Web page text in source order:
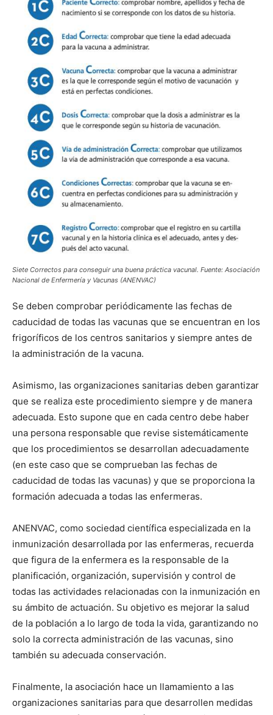
Siete Correctos para conseguir una buena práctica vacunal. Fuente: Asociación
Nacional de Enfermería y Vacunas (ANENVAC)
Se deben comprobar periódicamente las fechas de
caducidad de todas las vacunas que se encuentran en los
frigoríficos de los centros sanitarios y siempre antes de
la administración de la vacuna.
Asimismo, las organizaciones sanitarias deben garantizar
que se realiza este procedimiento siempre y de manera
adecuada. Esto supone que en cada centro debe haber
una persona responsable que revise sistemáticamente
que los procedimientos se desarrollan adecuadamente
(en este caso que se comprueban las fechas de
caducidad de todas las vacunas) y que se proporciona la
formación adecuada a todas las enfermeras.
ANENVAC, como sociedad científica especializada en la
inmunización desarrollada por las enfermeras, recuerda
que figura de la enfermera es la responsable de la
planificación, organización, supervisión y control de
todas las actividades relacionadas con la inmunización en
su ámbito de actuación. Su objetivo es mejorar la salud
de la población a lo largo de toda la vida, garantizando no
solo la correcta administración de las vacunas, sino
también su adecuada conservación.
Finalmente, la asociación hace un llamamiento a las
organizaciones sanitarias para que desarrollen medidas